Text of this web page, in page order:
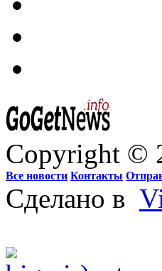
Copyright ©
Все новости Контакты
Сделано в